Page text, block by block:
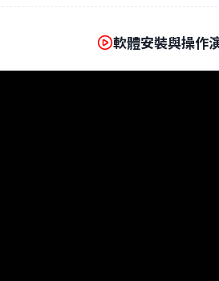
軟體安裝與操作